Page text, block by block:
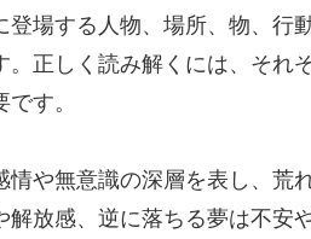
登場する人物、場所、物、
。正しく読み解くには、それ
す。
情や無意識の深層を表し、荒
解放感、逆に落ちる夢は不安